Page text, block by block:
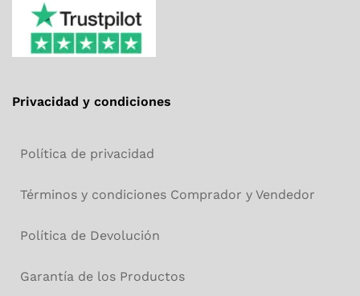
Privacidad y condiciones
Política de privacidad
Términos y condiciones Comprador y Vendedor
Política de Devolución
Garantía de los Productos